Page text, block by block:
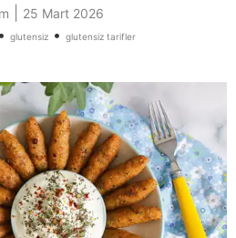
25 Mart 2026
glutensiz• glutensiz tarifler